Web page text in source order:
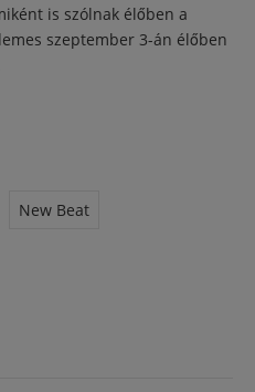
is szólnak élőben a
szeptember 3-án élőben
New Beat